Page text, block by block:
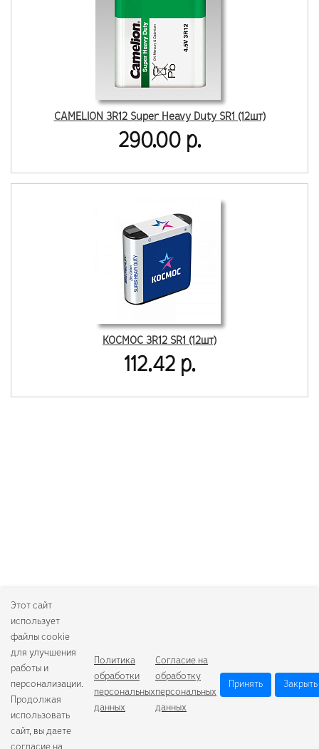
CAMELION 3R12 Super Heavy Duty SR1 (12шт)
290.00 р.
КОСМОС 3R12 SR1 (12шт)
112.42 р.
Этот сайт
использует
файлы cookie
для улучшения
работы и
персонализации.
Продолжая
использовать
сайт, вы даете
Политика
обработки
персональных
данных
Согласие на
обработку
персональных
данных
Принять Закрыть